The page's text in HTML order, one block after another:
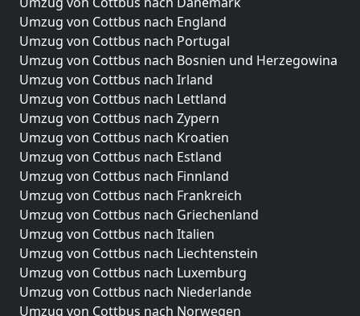
Umzug von Cottbus nach England
Umzug von Cottbus nach Portugal
Umzug von Cottbus nach Bosnien und Herzegowina
Umzug von Cottbus nach Irland
Umzug von Cottbus nach Lettland
Umzug von Cottbus nach Zypern
Umzug von Cottbus nach Kroatien
Umzug von Cottbus nach Estland
Umzug von Cottbus nach Finnland
Umzug von Cottbus nach Frankreich
Umzug von Cottbus nach Griechenland
Umzug von Cottbus nach Italien
Umzug von Cottbus nach Liechtenstein
Umzug von Cottbus nach Luxemburg
Umzug von Cottbus nach Niederlande
Umzug von Cottbus nach Norwegen